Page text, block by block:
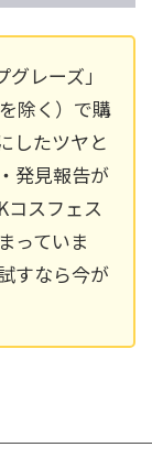
レーズ」
除く）で購
したツヤと
発見報告が
コスフェス
っていま
すなら今が